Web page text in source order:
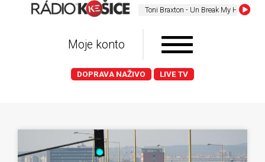
Toni Braxton - Un Break My Heart
Moje konto
DOPRAVA NAŽIVO LIVE TV